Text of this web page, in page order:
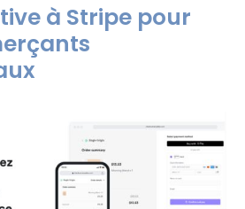
à Stripe pour